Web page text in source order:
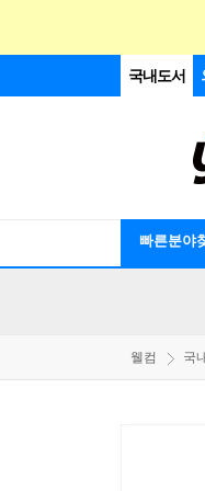
국내도서
빠른분야
웰컴 국